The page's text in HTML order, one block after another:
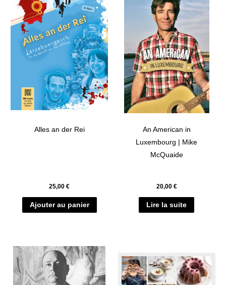
Alles an der Rei
25,00€
Ajouter au panier
An American in
Luxembourg | Mike
McQuaide
20,00 €
Lire la suite